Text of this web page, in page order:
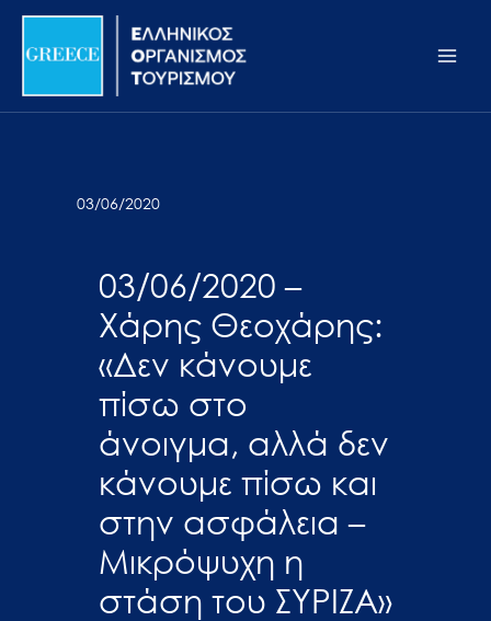
Σημείωση:
ιστότοπος
προσβασιμότητας.
Μετάβαση
περιεχόμενο
03/06/2020
03/06/2020 –
Χάρης Θεοχάρης:
«Δεν κάνουμε
πίσω στο
άνοιγμα, αλλά δεν
κάνουμε πίσω και
στην ασφάλεια –
Μικρόψυχη η
στάση του ΣΥΡΙΖΑ»